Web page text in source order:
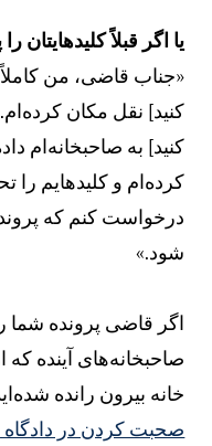
یا اگر قبلاً کلیدهایتان را
«جناب قاضی، من کاملاً از
کنید] نقل مکان کرده‌ام.
کنید] به صاحبخانه‌ام
کرده‌ام و کلیدهایم را
درخواست کنم که پرونده
شود.»
اگر قاضی پرونده شما را
صاحبخانه‌های آینده که از
خانه بیرون رانده شده‌اید،
صحبت کردن در دادگاه